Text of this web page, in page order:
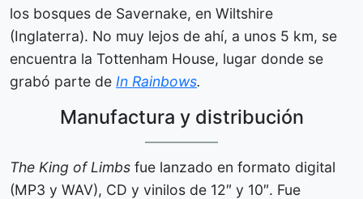
los bosques de Savernake, en Wiltshire
(Inglaterra). No muy lejos de ahí, a unos 5 km, se
encuentra la Tottenham House, lugar donde se
grabó parte de In Rainbows.
Manufactura y distribución
The King of Limbs fue lanzado en formato digital
(MP3 y WAV), CD y vinilos de 12″ y 10″. Fue